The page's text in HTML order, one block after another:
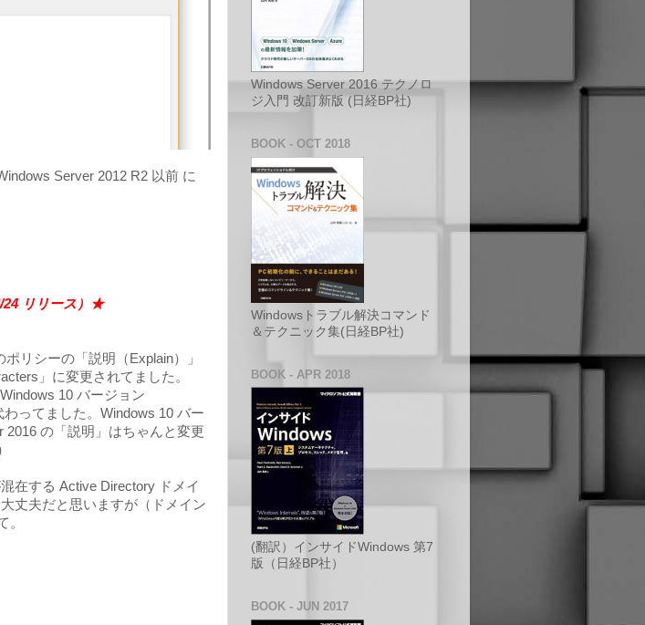
Server 2012 R2 以前 に
リリース）★
リシーの「説明（Explain）」
」に変更されてました。
10 バージョン
ってました。Windows 10 バー
2016 の「説明」はちゃんと変更
在する Active Directory ドメイ
丈夫だと思いますが（ドメイン
。
Windows Server 2016 テクノロ
ジ入門 改訂新版 (日経BP社)
BOOK - OCT 2018
Windowsトラブル解決コマンド
＆テクニック集(日経BP社)
BOOK - APR 2018
(翻訳）インサイドWindows 第7
版（日経BP社）
BOOK - JUN 2017